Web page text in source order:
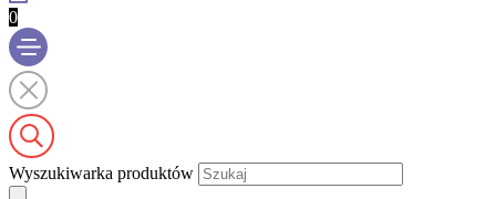
0
Wyszukiwarka produktów